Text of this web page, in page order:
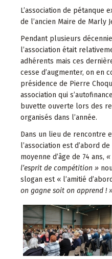
L’association de pétanque
de l’ancien Maire de Marly
Pendant plusieurs
l’association était
adhérents mais ces
cesse d’augmenter, on en
présidence de Pierre
association qui
buvette ouverte lors des
organisés dans l’année.
Dans un lieu de rencontre
l’association est d’abord
moyenne d’âge de 74 ans, «
l’esprit de compétition »
slogan est « l’amitié
on gagne soit on apprend !